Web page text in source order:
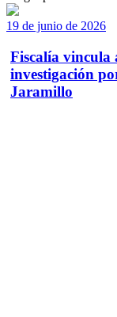
19 de junio de 2026
Fiscalía vincula
investigación
Jaramillo